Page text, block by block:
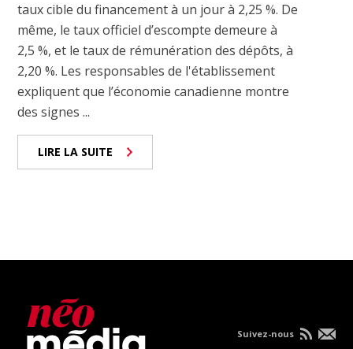
taux cible du financement à un jour à 2,25 %. De
même, le taux officiel d’escompte demeure à
2,5 %, et le taux de rémunération des dépôts, à
2,20 %. Les responsables de l'établissement
expliquent que l’économie canadienne montre
des signes ...
LIRE LA SUITE
Suivez-nous